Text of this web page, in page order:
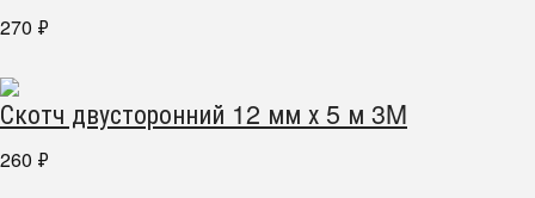
270 ₽
Скотч двусторонний 12 мм х 5 м 3M
260 ₽